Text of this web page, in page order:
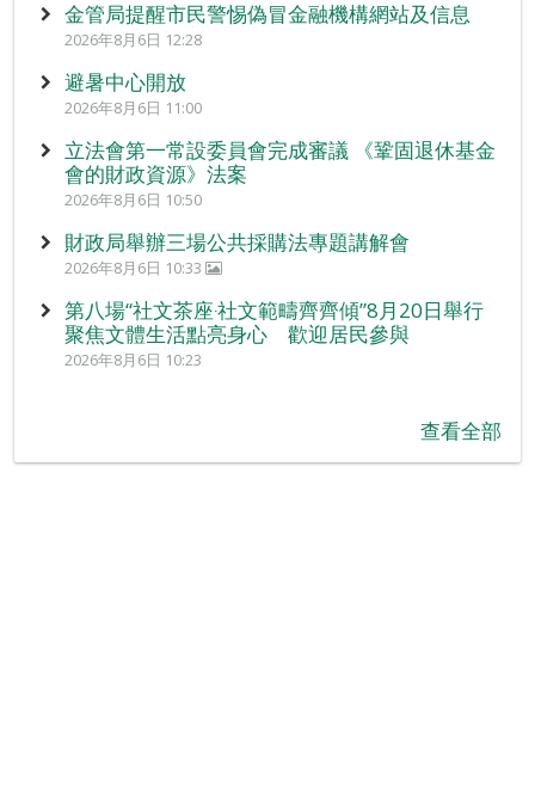
金管局提醒市民警惕偽冒金融機構網站及信息
2026年8月6日 12:28
避暑中心開放
2026年8月6日 11:00
立法會第一常設委員會完成審議 《鞏固退休基金
會的財政資源》法案
2026年8月6日 10:50
財政局舉辦三場公共採購法專題講解會
2026年8月6日 10:33
第八場“社文茶座‧社文範疇齊齊傾”8月20日舉行
聚焦文體生活點亮身心 歡迎居民參與
2026年8月6日 10:23
查看全部